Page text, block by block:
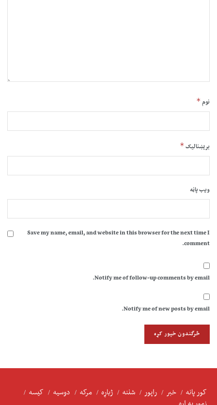
نوم*
بریښنالیک*
ویب پاڼه
Save my name, email, and website in this browser for the next time I
comment.
Notify me of follow-up comments by email.
Notify me of new posts by email.
کور پانه خبر راپور شننه ژباړه مرکه دوسیه
کیسه